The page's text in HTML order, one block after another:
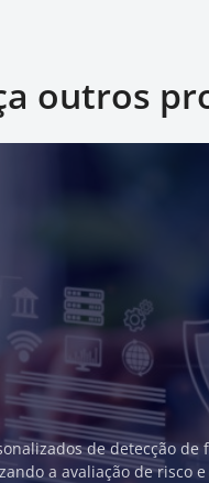
outros
de detecção de
a avaliação de risco e